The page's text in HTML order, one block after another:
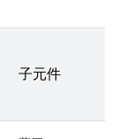
子元件